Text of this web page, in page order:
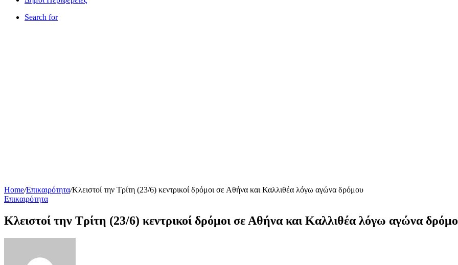
Search for
Home/Επικαιρότητα/Κλειστοί την Τρίτη (23/6) κεντρικοί δρόμοι σε Αθήνα και Καλλιθέα λόγω αγώνα δρόμου
Επικαιρότητα
Κλειστοί την Τρίτη (23/6) κεντρικοί δρόμοι σε Αθήνα και Καλλιθέα λόγω αγώνα